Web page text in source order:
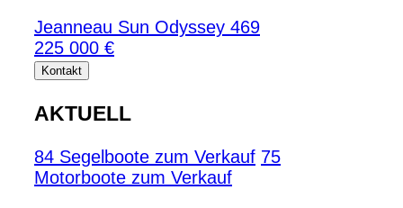
Jeanneau Sun Odyssey 469
225 000 €
Kontakt
AKTUELL
84 Segelboote zum Verkauf 75
Motorboote zum Verkauf